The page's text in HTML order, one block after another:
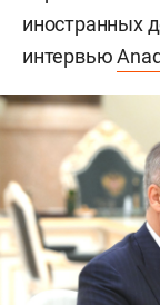
иностранных
интервью